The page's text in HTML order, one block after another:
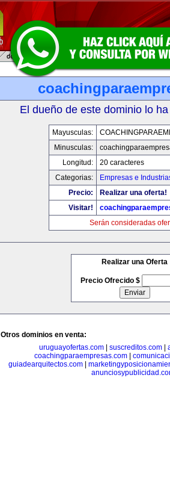
El dueño de este dominio lo
Mayusculas:
Minusculas:
Longitud:
20 caracteres
Categorias:
Empresas e
Precio:
Realizar una oferta!
Visitar!
Serán consideradas
Realizar una Oferta
Precio Ofrecido $
Otros dominios en venta:
uruguayofertas.com| suscreditos.com|
coachingparaempresas.com|
guiadearquitectos.com